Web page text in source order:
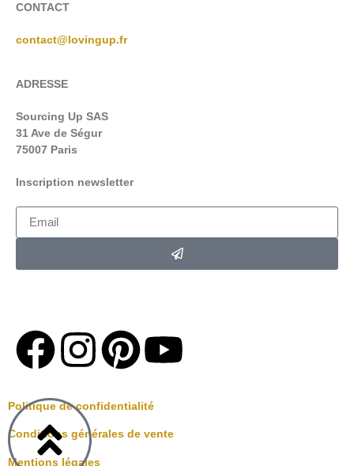
CONTACT
contact@lovingup.fr
ADRESSE
Sourcing Up SAS
31 Ave de Ségur
75007 Paris
Inscription newsletter
Politique de confidentialité
Conditions générales de vente
Mentions légales